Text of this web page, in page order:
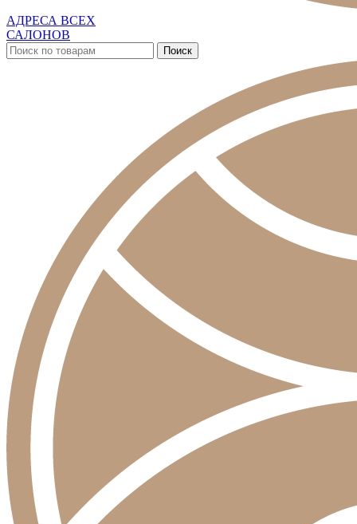
АДРЕСА ВСЕХ
САЛОНОВ